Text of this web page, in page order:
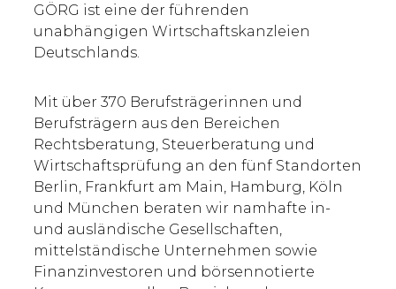
GÖRG ist eine der führenden
unabhängigen Wirtschaftskanzleien
Deutschlands.
Mit über 370 Berufsträgerinnen und
Berufsträgern aus den Bereichen
Rechtsberatung, Steuerberatung und
Wirtschaftsprüfung an den fünf Standorten
Berlin, Frankfurt am Main, Hamburg, Köln
und München beraten wir namhafte in-
und ausländische Gesellschaften,
mittelständische Unternehmen sowie
Finanzinvestoren und börsennotierte